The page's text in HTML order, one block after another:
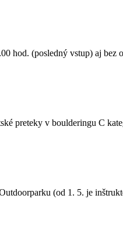
hod. (posledný vstup) aj bez
preteky v boulderingu C
(od 1. 5. je